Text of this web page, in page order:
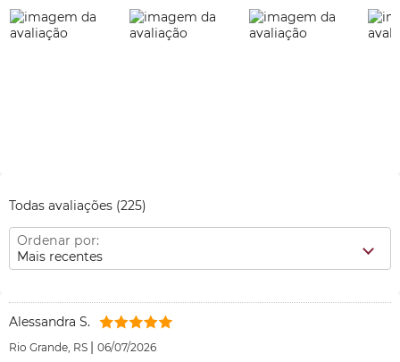
Todas avaliações (225)
Ordenar por:
Mais recentes
Alessandra S.
Rio Grande, RS | 06/07/2026